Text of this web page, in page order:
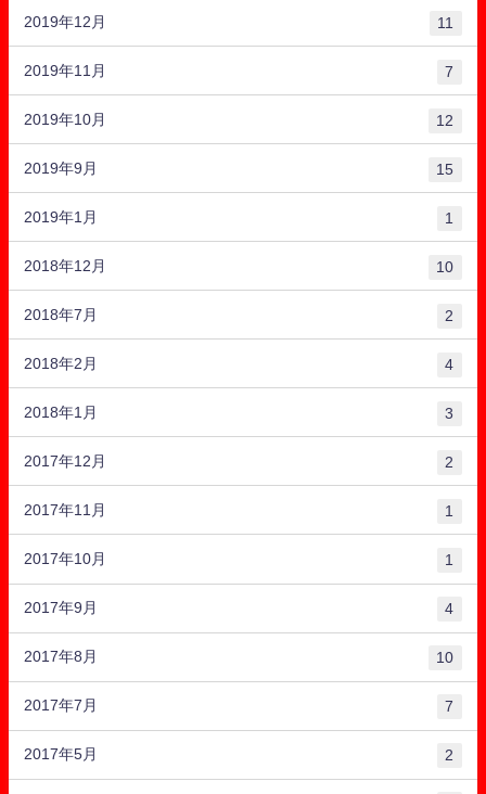
2019年12月 11
2019年11月 7
2019年10月 12
2019年9月 15
2019年1月 1
2018年12月 10
2018年7月 2
2018年2月 4
2018年1月 3
2017年12月 2
2017年11月 1
2017年10月 1
2017年9月 4
2017年8月 10
2017年7月 7
2017年5月 2